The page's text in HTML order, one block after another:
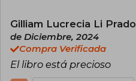
Gilliam Lucrecia Li Prado
de Diciembre, 2024
Compra Verificada
El libro está precioso